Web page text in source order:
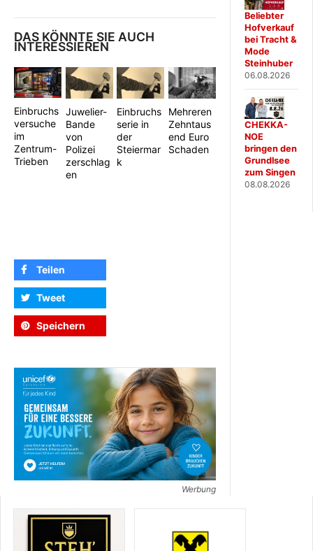
DAS KÖNNTE SIE AUCH
INTERESSIEREN
Einbruchs
versuche
im
Zentrum-
Trieben
Juwelier-
Bande
von
Polizei
zerschlag
en
Einbruchs
serie in
der
Steiermar
k
Mehreren
Zehntaus
end Euro
Schaden
Teilen
Tweet
Speichern
Werbung
Beliebter
Hofverkauf
bei Tracht &
Mode
Steinhuber
06.08.2026
CHEKKA-
NOE
bringen den
Grundlsee
zum Singen
08.08.2026